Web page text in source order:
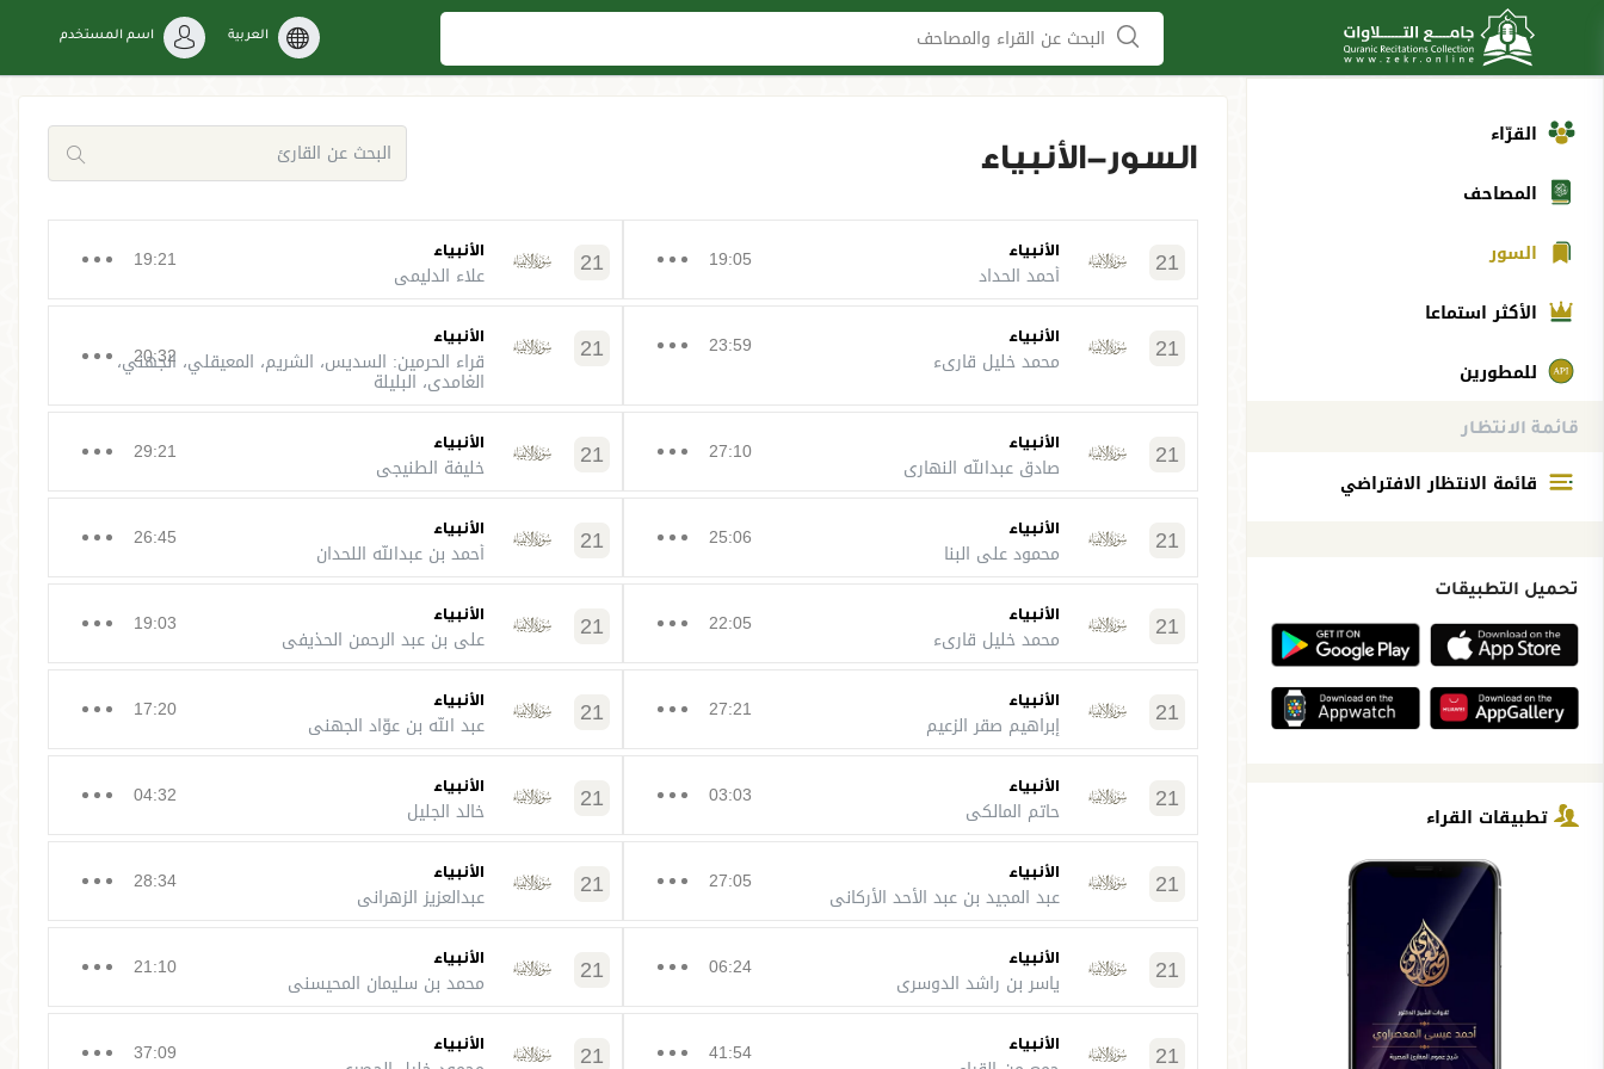
البحث عن القراء والمصاحف العربية اسم المستخدم
القرّاء
المصاحف
السور
الأكثر استماعا
للمطورين
قائمة الانتظار
قائمة الانتظار الافتراضي
تحميل التطبيقات
تطبيقات القراء
السور-الأنبياء
21 الأنبياء
أحمد الحداد
19:05
21 الأنبياء
علاء الدليمي
19:21
21 الأنبياء
محمد خليل قارىء
23:59
21 الأنبياء
قراء الحرمين: السديس، الشريم، المعيقلي، الجهني،
الغامدي، البليلة
20:32
21 الأنبياء
صادق عبدالله النهاري
27:10
21 الأنبياء
خليفة الطنيجي
29:21
21 الأنبياء
محمود علي البنا
25:06
21 الأنبياء
أحمد بن عبدالله اللحدان
26:45
21 الأنبياء
محمد خليل قارىء
22:05
21 الأنبياء
علي بن عبد الرحمن الحذيفي
19:03
21 الأنبياء
إبراهيم صقر الزعيم
27:21
21 الأنبياء
عبد الله بن عوّاد الجهني
17:20
21 الأنبياء
حاتم المالكي
03:03
21 الأنبياء
خالد الجليل
04:32
21 الأنبياء
عبد المجيد بن عبد الأحد الأركاني
27:05
21 الأنبياء
عبدالعزيز الزهراني
28:34
21 الأنبياء
ياسر بن راشد الدوسري
06:24
21 الأنبياء
محمد بن سليمان المحيسني
21:10
21 الأنبياء 41:54
21 الأنبياء 37:09